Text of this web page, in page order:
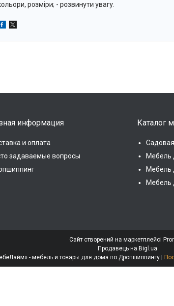
розміри; - розвинути увагу.
информация
и оплата
задаваемые вопросы
Каталог
Мебель
Мебель
Мебель
Сайт створений на маркетплейсі
Продавець на Bigl.ua